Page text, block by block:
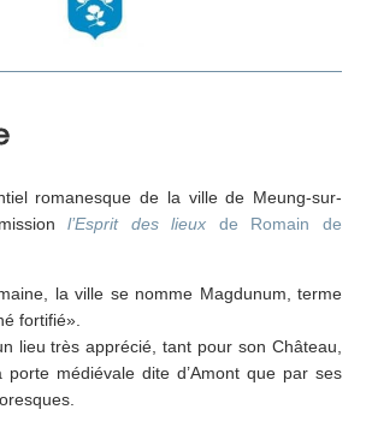
romanesque de la ville de Meung-sur-
l’Esprit des lieux de Romain de
la ville se nomme Magdunum, terme
fortifié».
lieu très apprécié, tant pour son Château,
médiévale dite d’Amont que par ses